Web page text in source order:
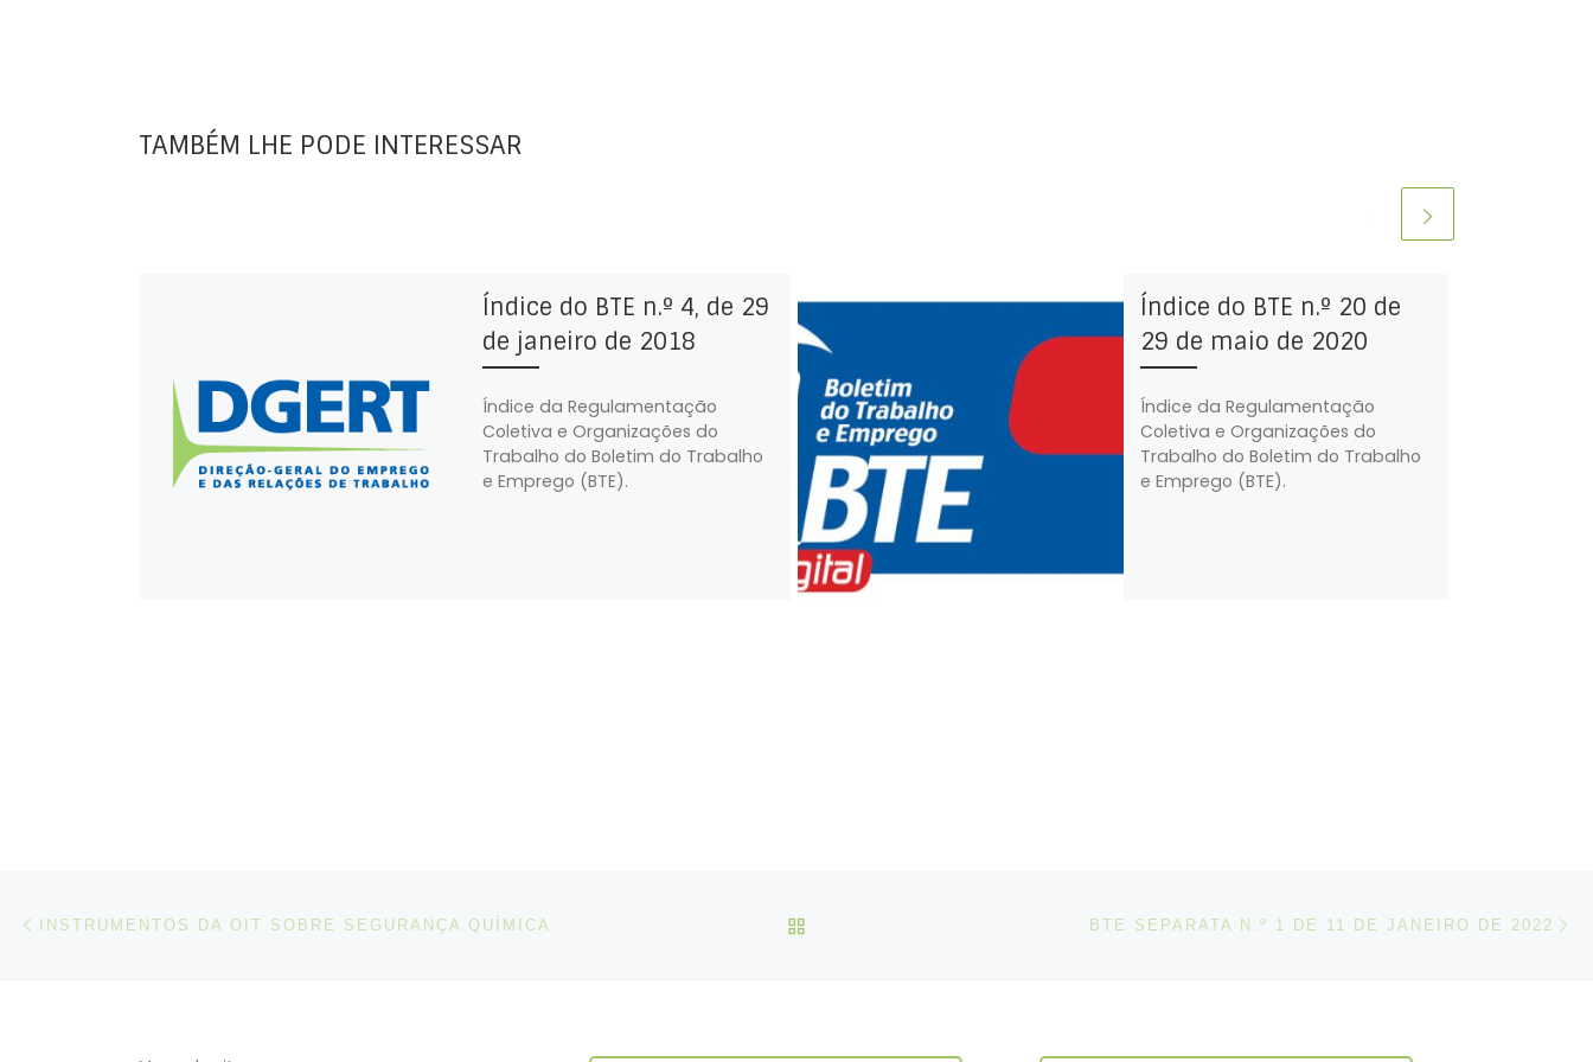
TAMBÉM LHE PODE INTERESSAR
Índice do BTE n.º 4, de 29
de janeiro de 2018
Índice da Regulamentação
Coletiva e Organizações do
Trabalho do Boletim do Trabalho
e Emprego (BTE).
Índice do BTE n.º 20 de
29 de maio de 2020
Índice da Regulamentação
Coletiva e Organizações do
Trabalho do Boletim do Trabalho
e Emprego (BTE).
Post navigation
INSTRUMENTOS DA OIT SOBRE SEGURANÇA QUÍMICA VOLTAR À LISTA DE ARTIGOSBTE SEPARATA N.º 1 DE 11 DE JANEIRO DE 2022